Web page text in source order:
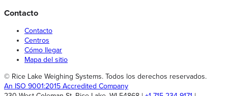
Contacto
Contacto
Centros
Cómo llegar
Mapa del sitio
© Rice Lake Weighing Systems. Todos los derechos reservados.
An ISO 9001:2015 Accredited Company